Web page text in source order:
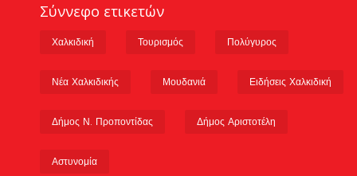
Σύννεφο ετικετών
Χαλκιδική Τουρισμός Πολύγυρος
Νέα Χαλκιδικής Μουδανιά Ειδήσεις Χαλκιδική
Δήμος Ν. Προποντίδας Δήμος Αριστοτέλη
Αστυνομία